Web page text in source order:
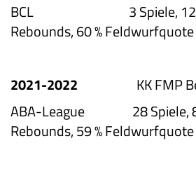
BCL 3 Spiele, 12,3
Rebounds, 60 % Feldwurfquote
2021-2022 KK FMP
ABA-League 28 Spiele,
Rebounds, 59 % Feldwurfquote